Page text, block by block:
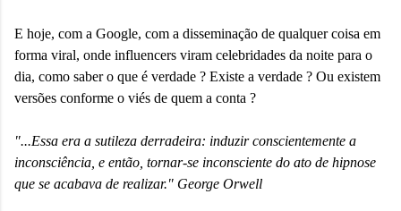
E hoje, com a Google, com a disseminação de qualquer coisa em
forma viral, onde influencers viram celebridades da noite para o
dia, como saber o que é verdade ? Existe a verdade ? Ou existem
versões conforme o viés de quem a conta ?
"...Essa era a sutileza derradeira: induzir conscientemente a
inconsciência, e então, tornar-se inconsciente do ato de hipnose
que se acabava de realizar." George Orwell